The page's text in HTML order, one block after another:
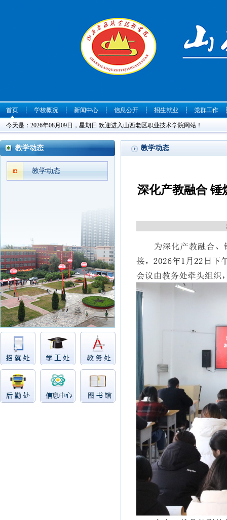
首页
今天是：2026年08月09日，星期日 欢迎进入山西老区职业技术学院网站！
┆ 学校概况 ┆ 新闻中心 ┆ 信息公开 ┆ 招生就业 ┆ 党群工作
教学动态
教学动态
教学动态
深化产教融合